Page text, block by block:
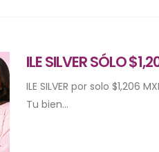
ILE SILVER SÓLO
ILE SILVER por solo $1,206
Tu bien...